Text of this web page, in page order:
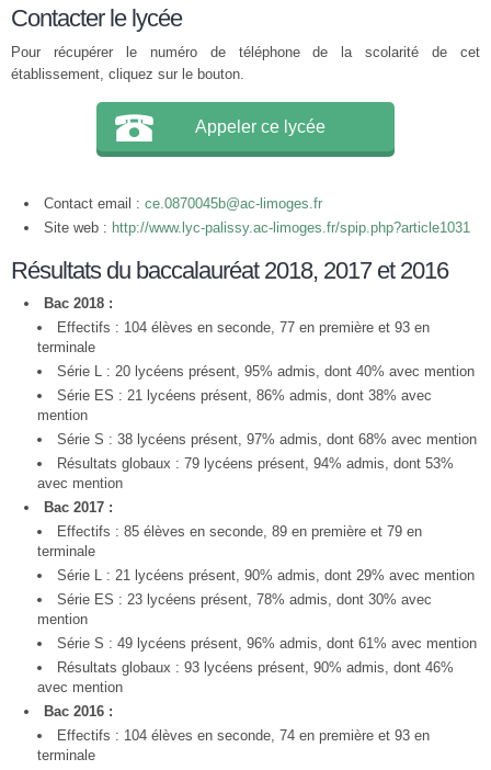
Contacter le lycée
Pour récupérer le numéro de téléphone de la scolarité de cet
établissement, cliquez sur le bouton.
Appeler ce lycée
Contact email : ce.0870045b@ac-limoges.fr
Site web : http://www.lyc-palissy.ac-limoges.fr/spip.php?article1031
Résultats du baccalauréat 2018, 2017 et 2016
Bac 2018 :
Effectifs : 104 élèves en seconde, 77 en première et 93 en
terminale
Série L : 20 lycéens présent, 95% admis, dont 40% avec mention
Série ES : 21 lycéens présent, 86% admis, dont 38% avec
mention
Série S : 38 lycéens présent, 97% admis, dont 68% avec mention
Résultats globaux : 79 lycéens présent, 94% admis, dont 53%
avec mention
Bac 2017 :
Effectifs : 85 élèves en seconde, 89 en première et 79 en
terminale
Série L : 21 lycéens présent, 90% admis, dont 29% avec mention
Série ES : 23 lycéens présent, 78% admis, dont 30% avec
mention
Série S : 49 lycéens présent, 96% admis, dont 61% avec mention
Résultats globaux : 93 lycéens présent, 90% admis, dont 46%
avec mention
Bac 2016 :
Effectifs : 104 élèves en seconde, 74 en première et 93 en
terminale